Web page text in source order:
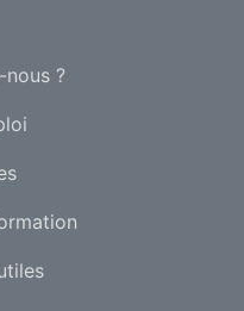
nous ?